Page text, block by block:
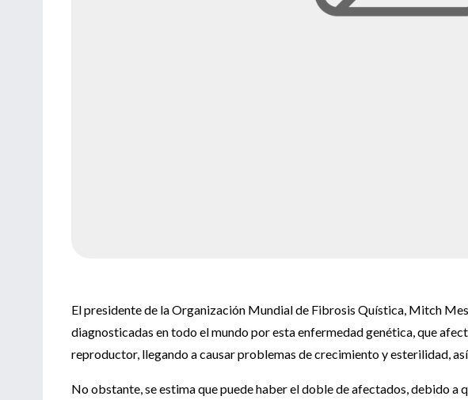
El presidente de la Organización Mundial de Fibrosis Quística, Mitch
diagnosticadas en todo el mundo por esta enfermedad genética, que
reproductor, llegando a causar problemas de crecimiento y esterilidad,
No obstante, se estima que puede haber el doble de afectados, debido a